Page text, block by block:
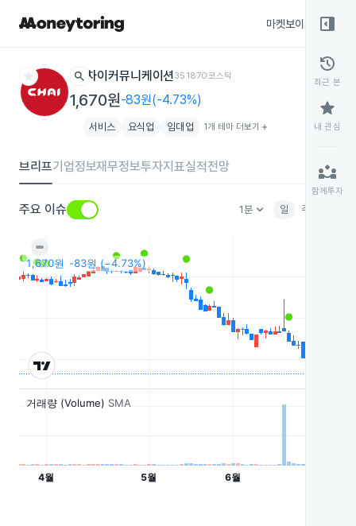
마켓보이스
star search 차이커뮤니케이션351870코스닥
1,670원-83원(-4.73%)
서비스 요식업 임대업 1개 테마 더보기 add
브리프기업정보재무정보투자지표실적전망
주요 이슈 1분keyboard_arrow_down 일 주
right_panel_open
history
최근 본
star
내 관심
partner_exchange
함께투자